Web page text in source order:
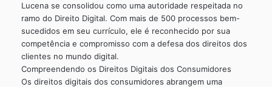
Lucena se consolidou como uma autoridade respeitada no
ramo do Direito Digital. Com mais de 500 processos bem-
sucedidos em seu currículo, ele é reconhecido por sua
competência e compromisso com a defesa dos direitos dos
clientes no mundo digital.
Compreendendo os Direitos Digitais dos Consumidores
Os direitos digitais dos consumidores abrangem uma